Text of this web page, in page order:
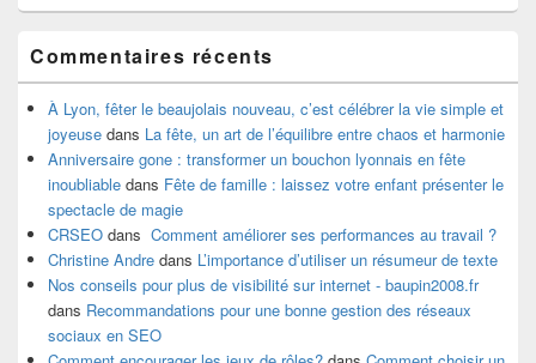
Commentaires récents
À Lyon, fêter le beaujolais nouveau, c’est célébrer la vie simple et
joyeuse dans La fête, un art de l’équilibre entre chaos et harmonie
Anniversaire gone : transformer un bouchon lyonnais en fête
inoubliable dans Fête de famille : laissez votre enfant présenter le
spectacle de magie
CRSEO dans Comment améliorer ses performances au travail ?
Christine Andre dans L’importance d’utiliser un résumeur de texte
Nos conseils pour plus de visibilité sur internet - baupin2008.fr
dans Recommandations pour une bonne gestion des réseaux
sociaux en SEO